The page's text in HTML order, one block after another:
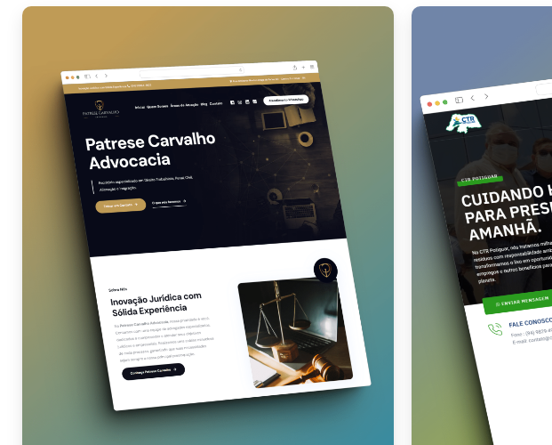
Patrese Carvalho Advocacia
CTR Potiguar